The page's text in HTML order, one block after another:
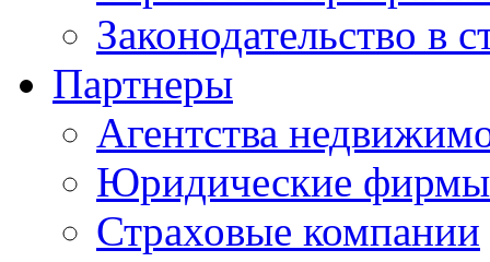
Законодательство в
Партнеры
Агентства
Юридические фирмы
Страховые компании